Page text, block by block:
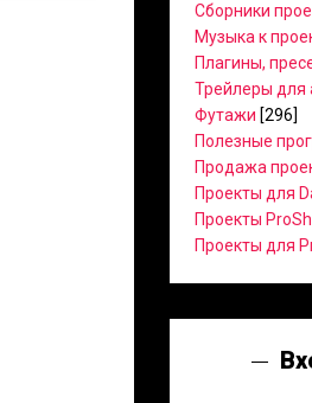
Сборники
Музыка к
Плагины,
Трейлеры
Футажи [296]
Полезные
Продажа
Проекты для
Проекты
Проекты для